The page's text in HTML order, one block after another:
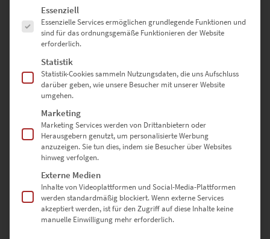
135 x 90 cm– Beeindruckend in Galerien oder großen
Geschäftsräumen.
150 x 100 cm– Setzt Akzente in großzügigen Räumen, die nach
Noch größere Formate?Gerne fertigen wir auf Anfrage individuelle
Größen an. Nutze unserKontaktformular , um deine Wünsche mit
uns zu besprechen.
Deine Vorteile bei Hochwertige-
Wandbilder.de
Vielfältige Auswahl:Wähle aus drei Ausführungen und
zahlreichen Größen, perfekt auf deine Bedürfnisse abgestimmt.
Hochwertige Materialien:Für eine lange Lebensdauer und
beeindruckende optische Ergebnisse.
Es folgt eine Liste der Service-Gruppen, für die eine Einwilligung
Essenziell
Essenzielle Services ermöglichen grundlegende Funktionen und
sind für das ordnungsgemäße Funktionieren der Website
erforderlich.
Statistik
Statistik-Cookies sammeln Nutzungsdaten, die uns Aufschluss
darüber geben, wie unsere Besucher mit unserer Website
umgehen.
Marketing
Marketing Services werden von Drittanbietern oder
Herausgebern genutzt, um personalisierte Werbung
anzuzeigen. Sie tun dies, indem sie Besucher über Websites
hinweg verfolgen.
Externe Medien
Inhalte von Videoplattformen und Social-Media-Plattformen
werden standardmäßig blockiert. Wenn externe Services
akzeptiert werden, ist für den Zugriff auf diese Inhalte keine
manuelle Einwilligung mehr erforderlich.